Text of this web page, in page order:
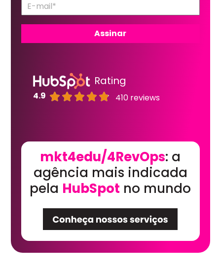
Rating
4.9 410 reviews
mkt4edu/4RevOps: a
agência mais indicada
pela HubSpot no mundo